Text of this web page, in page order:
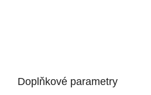
Doplňkové parametry